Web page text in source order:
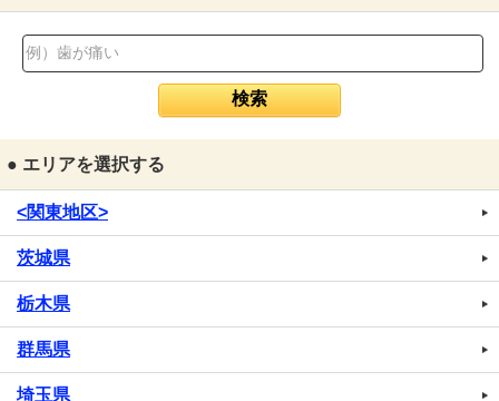
● エリアを選択する
<関東地区>
茨城県
栃木県
群馬県
埼玉県